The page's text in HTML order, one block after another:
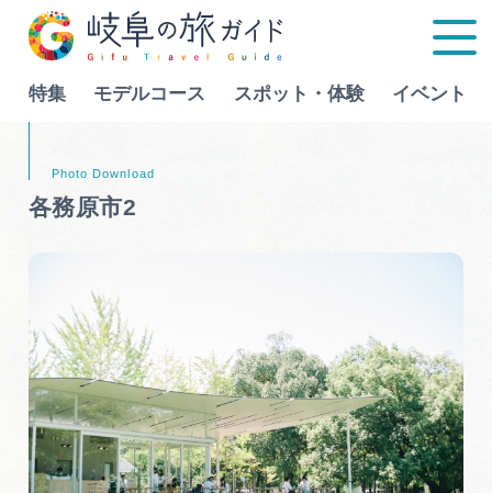
特集 モデルコース スポット・体験 イベント
モデルコース
スポット・体験
イベント
グルメ
Language
行きたいリストを見る
各務原市2